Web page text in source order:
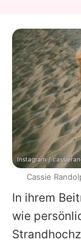
In ihrem
wie
Instagram /
Cassie